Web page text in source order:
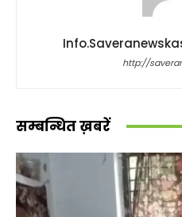
http://
सम्बन्धित ख़बरें